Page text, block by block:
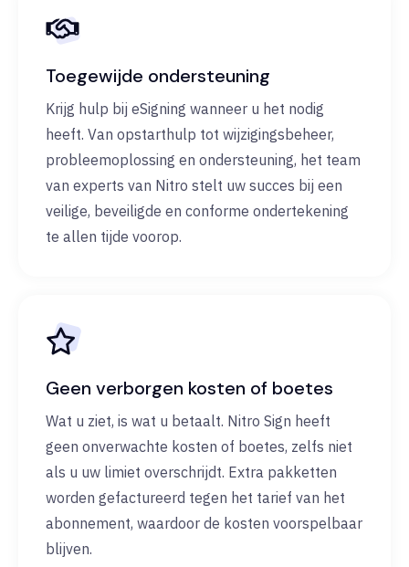
Toegewijde ondersteuning
Krijg hulp bij eSigning wanneer u het nodig
heeft. Van opstarthulp tot wijzigingsbeheer,
probleemoplossing en ondersteuning, het team
van experts van Nitro stelt uw succes bij een
veilige, beveiligde en conforme ondertekening
te allen tijde voorop.
Geen verborgen kosten of boetes
Wat u ziet, is wat u betaalt. Nitro Sign heeft
geen onverwachte kosten of boetes, zelfs niet
als u uw limiet overschrijdt. Extra pakketten
worden gefactureerd tegen het tarief van het
abonnement, waardoor de kosten voorspelbaar
blijven.